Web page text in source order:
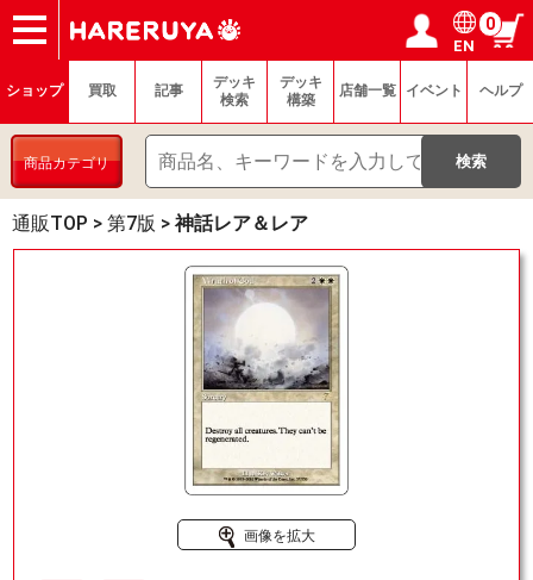
ショップ
買取
記事
デッキ検索
デッキ構築
選手一覧
店舗一覧
イベント
ヘルプ
お問い合わせ ログイン／会員登録
マイページ
EN
0
ショップ 買取 記事
デッキ
検索
デッキ
構築
店舗一覧 イベント ヘルプ
商品カテゴリ
通販TOP > 第7版 > 神話レア＆レア
画像を拡大